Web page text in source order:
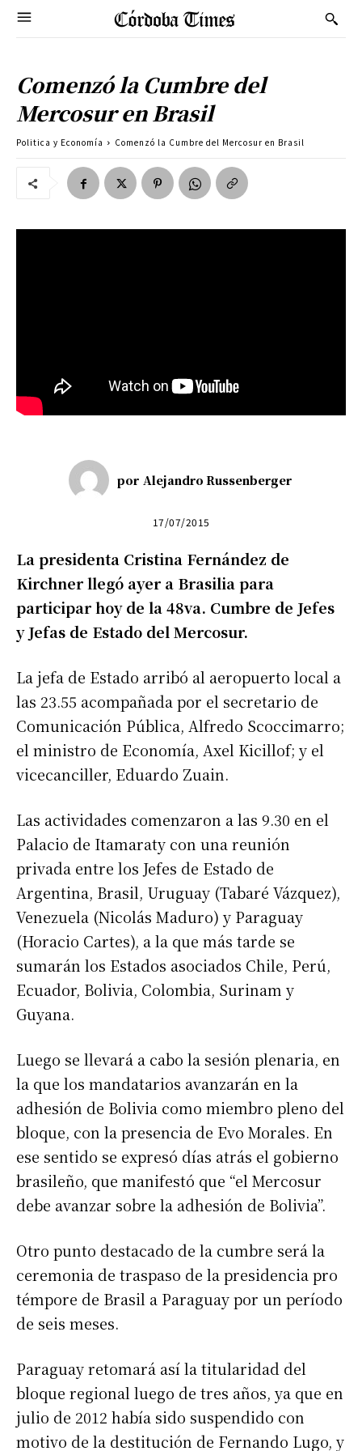
Comenzó la Cumbre del
Mercosur en Brasil
Politica y Economía Comenzó la Cumbre del Mercosur en Brasil
por Alejandro Russenberger
17/07/2015
La presidenta Cristina Fernández de
Kirchner llegó ayer a Brasilia para
participar hoy de la 48va. Cumbre de Jefes
y Jefas de Estado del Mercosur.
La jefa de Estado arribó al aeropuerto local a
las 23.55 acompañada por el secretario de
Comunicación Pública, Alfredo Scoccimarro;
el ministro de Economía, Axel Kicillof; y el
vicecanciller, Eduardo Zuain.
Las actividades comenzaron a las 9.30 en el
Palacio de Itamaraty con una reunión
privada entre los Jefes de Estado de
Argentina, Brasil, Uruguay (Tabaré Vázquez),
Venezuela (Nicolás Maduro) y Paraguay
(Horacio Cartes), a la que más tarde se
sumarán los Estados asociados Chile, Perú,
Ecuador, Bolivia, Colombia, Surinam y
Guyana.
Luego se llevará a cabo la sesión plenaria, en
la que los mandatarios avanzarán en la
adhesión de Bolivia como miembro pleno del
bloque, con la presencia de Evo Morales. En
ese sentido se expresó días atrás el gobierno
brasileño, que manifestó que “el Mercosur
debe avanzar sobre la adhesión de Bolivia”.
Otro punto destacado de la cumbre será la
ceremonia de traspaso de la presidencia pro
témpore de Brasil a Paraguay por un período
de seis meses.
Paraguay retomará así la titularidad del
bloque regional luego de tres años, ya que en
julio de 2012 había sido suspendido con
motivo de la destitución de Fernando Lugo, y